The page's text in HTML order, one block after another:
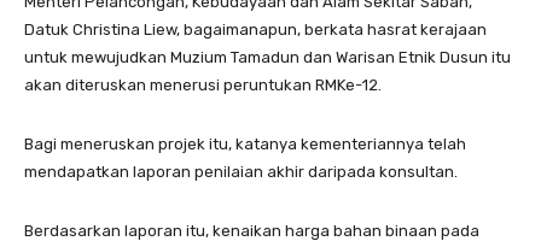
Datuk Christina Liew, bagaimanapun, berkata hasrat kerajaan
untuk mewujudkan Muzium Tamadun dan Warisan Etnik Dusun itu
akan diteruskan menerusi peruntukan RMKe-12.
Bagi meneruskan projek itu, katanya kementeriannya telah
mendapatkan laporan penilaian akhir daripada konsultan.
Berdasarkan laporan itu, kenaikan harga bahan binaan pada